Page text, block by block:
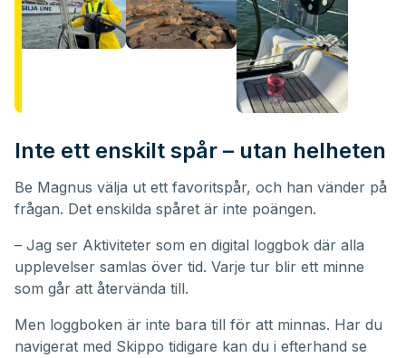
Inte ett enskilt spår – utan helheten
Be Magnus välja ut ett favoritspår, och han vänder på
frågan. Det enskilda spåret är inte poängen.
– Jag ser Aktiviteter som en digital loggbok där alla
upplevelser samlas över tid. Varje tur blir ett minne
som går att återvända till.
Men loggboken är inte bara till för att minnas. Har du
navigerat med Skippo tidigare kan du i efterhand se